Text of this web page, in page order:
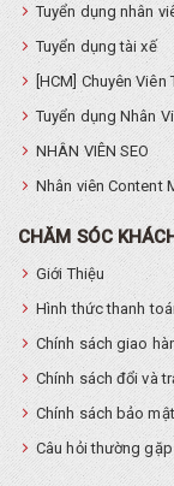
Tuyển dụng nhân
Tuyển dụng tài xế
[HCM] Chuyên
Tuyển dụng Nhân
NHÂN VIÊN SEO
Nhân viên Content
CHĂM SÓC
Giới Thiệu
Hình thức thanh
Chính sách giao
Chính sách đổi và
Chính sách bảo
Câu hỏi thường